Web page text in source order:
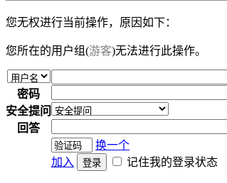
您无权进行当前操作，原因如下：
您所在的用户组(游客)无法进行此操作。
密码
安全提问
回答
换一个
加入
登录 记住我的登录状态